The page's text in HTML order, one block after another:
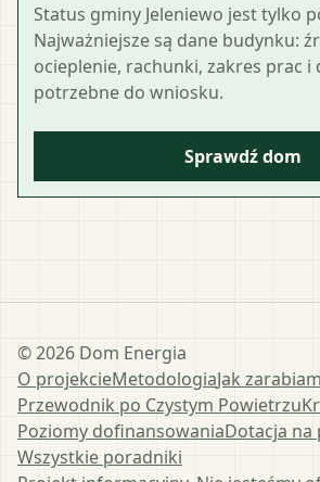
Status gminy Jeleniewo jest tylko
Najważniejsze są dane budynku:
ocieplenie, rachunki, zakres prac
potrzebne do wniosku.
Sprawdź dom
©2026 Dom Energia
O projekcieMetodologiaJak
Przewodnik po Czystym Powietrzu
Poziomy dofinansowaniaDotacja na
Wszystkie poradniki